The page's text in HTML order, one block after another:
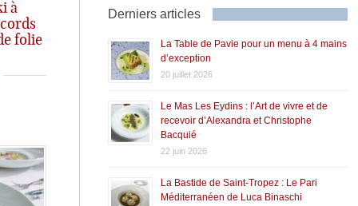
à
folie
mets et cocktails inattendus.
Derniers articles
La Table de Pavie pour un menu à 4 mains
d’exception
20 juillet 2026
Le Mas Les Eydins : l’Art de vivre et de
recevoir d’Alexandra et Christophe
Bacquié
22 juin 2026
La Bastide de Saint-Tropez : Le Pari
Méditerranéen de Luca Binaschi